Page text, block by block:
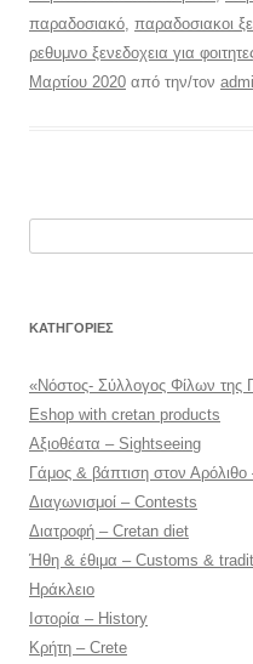
παραδοσιακό, παραδοσιακοι
ρεθυμνο ξενεδοχεια για
Μαρτίου 2020 από την/τον
KΑΤΗΓΟΡΊΕΣ
«Νόστος- Σύλλογος Φίλων της
Eshop with cretan products
Αξιοθέατα – Sightseeing
Γάμος & βάπτιση στον
Διαγωνισμοί – Contests
Διατροφή – Cretan diet
Ήθη & έθιμα – Customs &
Ηράκλειο
Ιστορία – History
Κρήτη – Crete